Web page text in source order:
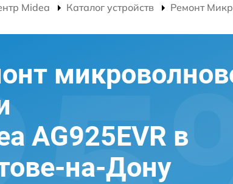
Midea Каталог устройств Ремонт
AG925EVR в
на-Дону